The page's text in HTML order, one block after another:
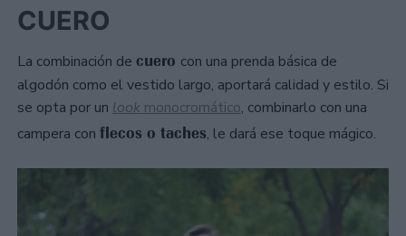
CUERO
La combinación de cuero con una prenda básica de
algodón como el vestido largo, aportará calidad y estilo. Si
se opta por un look monocromático, combinarlo con una
campera con flecos o taches, le dará ese toque mágico.